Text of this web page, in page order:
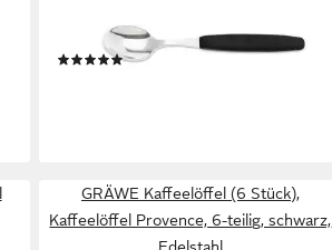
kombinierbar, spülmaschinenfest
(6)
GRÄWE Kaffeelöffel (6 Stück),
Kaffeelöffel Provence, 6-teilig, schwarz,